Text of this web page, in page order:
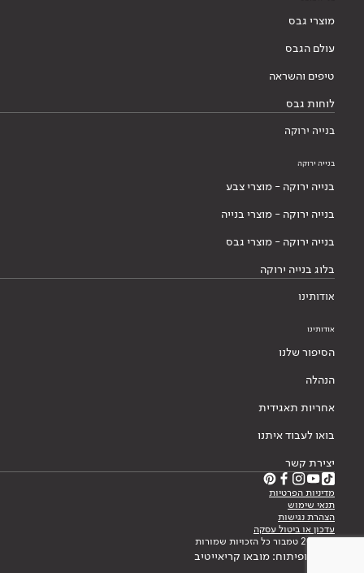
מוצרי גבס
עולם הגבס
טיפים והשראה
לוחות גבס
בנייה ירוקה
בנייה ירוקה
בנייה ירוקה - מוצרי צבע
בנייה ירוקה - מוצרי בנייה
בנייה ירוקה - מוצרי גבס
בלוג בנייה ירוקה
אודותינו
אודותינו
הסיפור שלנו
הנהלה
אחריות תאגידית
בואו לעבוד איתנו
יצירת קשר
מדיניות הפרטיות
תנאי שימוש
הצהרת נגישות
עדכון או ביטול עסקה
© 2026 טמבור כל הזכויות שמורות
עיצוב ופיתוח: מובאו קריאייטיב